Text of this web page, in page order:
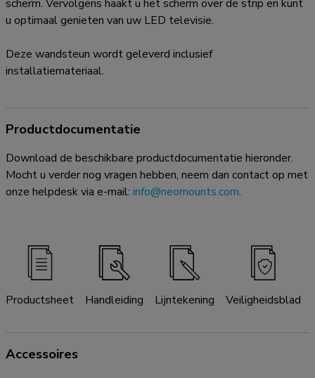
scherm. Vervolgens haakt u het scherm over de strip en kunt
u optimaal genieten van uw LED televisie.
Deze wandsteun wordt geleverd inclusief
installatiemateriaal.
Productdocumentatie
Download de beschikbare productdocumentatie hieronder.
Mocht u verder nog vragen hebben, neem dan contact op met
onze helpdesk via e-mail: info@neomounts.com.
Productsheet Handleiding Lijntekening Veiligheidsblad
Accessoires